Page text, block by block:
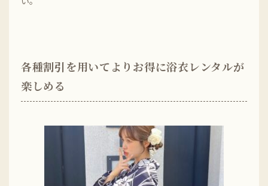
各種割引を用いてよりお得に浴衣レンタルが
楽しめる